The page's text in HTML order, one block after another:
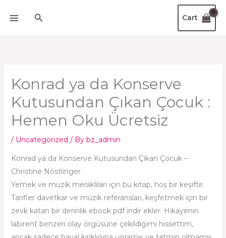
Search Cart
Konrad ya da Konserve
Kutusundan Çıkan Çocuk :
Hemen Oku Ücretsiz
/ Uncategorized / By bz_admin
Konrad ya da Konserve Kutusundan Çıkan Çocuk –
Christine Nöstlinger
Yemek ve müzik meraklıları için bu kitap, hoş bir keşiftir.
Tarifler davetkar ve müzik referansları, keşfetmek için bir
zevk katan bir derinlik ebook pdf indir ekler. Hikayenin
labirent benzeri olay örgüsüne çekildiğimi hissettim,